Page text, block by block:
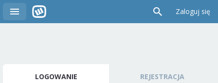
Zaloguj się
LOGOWANIE REJESTRACJA